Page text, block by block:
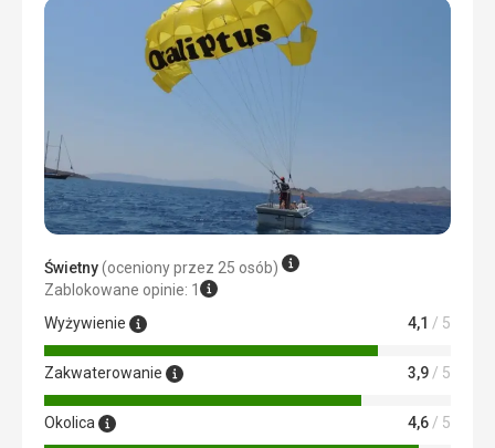
Świetny(oceniony przez 25 osób)
Zablokowane opinie: 1
Wyżywienie
4,1 / 5
Zakwaterowanie 3,9 / 5
Okolica 4,6 / 5